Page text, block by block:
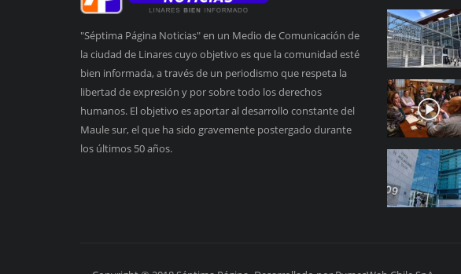
"Séptima Página Noticias" en un Medio de Comunicación de
la ciudad de Linares cuyo objetivo es que la comunidad esté
bien informada, a través de un periodismo que respeta la
libertad de expresión y por sobre todo los derechos
humanos. El objetivo es aportar al desarrollo constante del
Maule sur, el que ha sido gravemente postergado durante
los últimos 50 años.